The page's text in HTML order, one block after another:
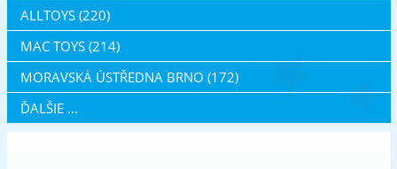
ALLTOYS (220)
MAC TOYS (214)
MORAVSKÁ ÚSTŘEDNA BRNO (172)
ĎALŠIE ...